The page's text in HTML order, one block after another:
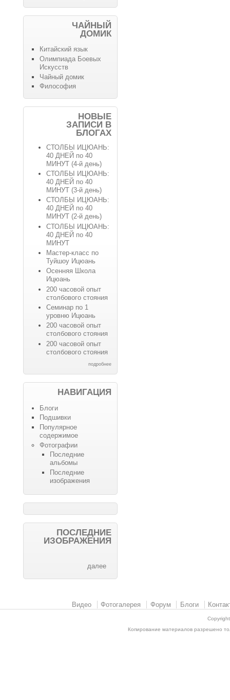
ЧАЙНЫЙ
ДОМИК
Китайский язык
Олимпиада Боевых
Искусств
Чайный домик
Философия
НОВЫЕ
ЗАПИСИ В
БЛОГАХ
СТОЛБЫ ИЦЮАНЬ:
40 ДНЕЙ по 40
МИНУТ (4-й день)
СТОЛБЫ ИЦЮАНЬ:
40 ДНЕЙ по 40
МИНУТ (3-й день)
СТОЛБЫ ИЦЮАНЬ:
40 ДНЕЙ по 40
МИНУТ (2-й день)
СТОЛБЫ ИЦЮАНЬ:
40 ДНЕЙ по 40
МИНУТ
Мастер-класс по
Туйшоу Ицюань
Осенняя Школа
Ицюань
200 часовой опыт
столбового стояния
Семинар по 1
уровню Ицюань
200 часовой опыт
столбового стояния
200 часовой опыт
столбового стояния
подробнее
НАВИГАЦИЯ
Блоги
Подшивки
Популярное
содержимое
Фотографии
Последние
альбомы
Последние
изображения
ПОСЛЕДНИЕ
ИЗОБРАЖЕНИЯ
далее
Видео Фотогалерея Форум Блоги
Копирование материалов разрешено